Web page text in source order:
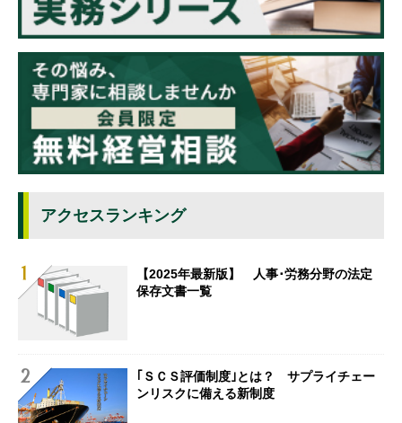
アクセスランキング
【2025年最新版】 人事･労務分野の法定
保存文書一覧
｢ＳＣＳ評価制度｣とは？ サプライチェー
ンリスクに備える新制度